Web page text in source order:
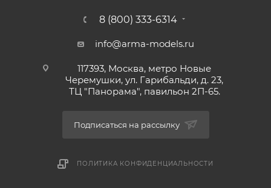
8 (800) 333-6314
info@arma-models.ru
117393, Москва, метро Новые
Черемушки, ул. Гарибальди, д. 23,
ТЦ "Панорама", павильон 2П-65.
Подписаться на рассылку
ПОЛИТИКА КОНФИДЕНЦИАЛЬНОСТИ